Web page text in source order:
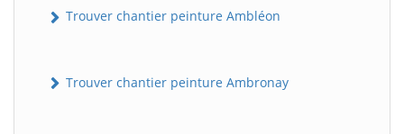
Trouver chantier peinture Ambléon
Trouver chantier peinture Ambronay